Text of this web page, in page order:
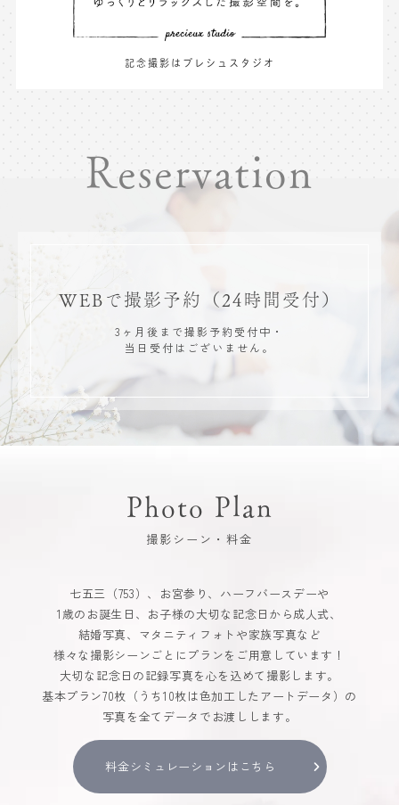
記念撮影はプレシュスタジオ
Reservation
WEBで撮影予約 （24時間受付）
3ヶ月後まで撮影予約受付中・
当日受付はございません。
Photo Plan
撮影シーン・料金
七五三（753）、お宮参り、ハーフバースデーや
1歳のお誕生日、お子様の大切な記念日から成人式、
結婚写真、マタニティフォトや家族写真など
様々な撮影シーンごとにプランをご用意しています！
大切な記念日の記録写真を心を込めて撮影します。
基本プラン70枚（うち10枚は色加工したアートデータ）の
写真を全てデータでお渡しします。
料金シミュレーションはこちら